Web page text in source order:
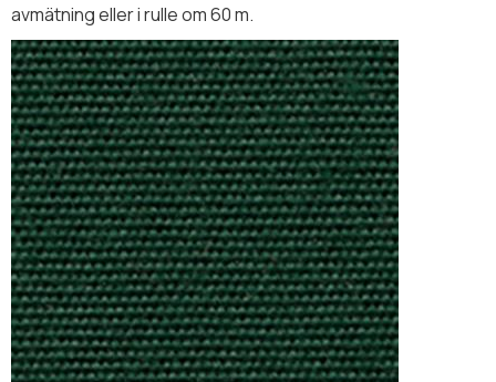
avmätning eller i rulle om 60 m.